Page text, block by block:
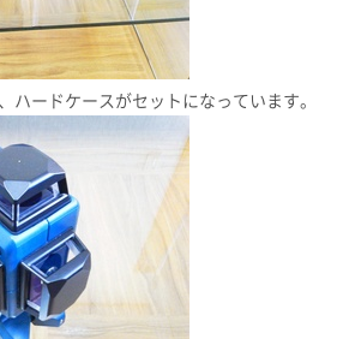
ハードケースがセットになっています。